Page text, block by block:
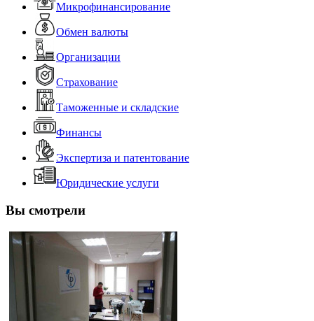
Микрофинансирование
Обмен валюты
Организации
Страхование
Таможенные и складские
Финансы
Экспертиза и патентование
Юридические услуги
Вы смотрели